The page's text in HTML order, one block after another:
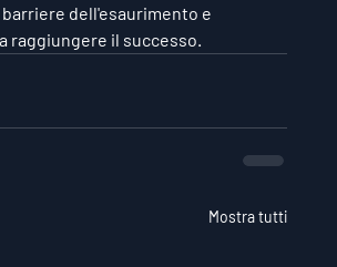
dell'esaurimento e
raggiungere il successo.
Mostra tutti